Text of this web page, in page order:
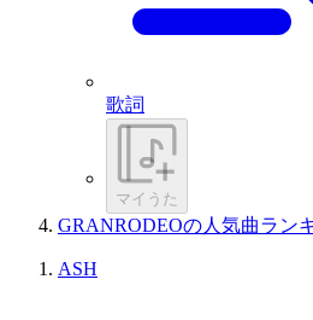
歌詞
マイうた
GRANRODEOの人気曲ラン
ASH